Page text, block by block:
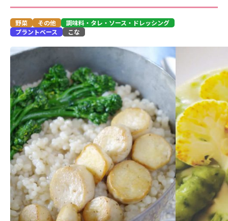
野菜 その他
調味料・タレ・ソース・ドレッシング
プラントベース
こな